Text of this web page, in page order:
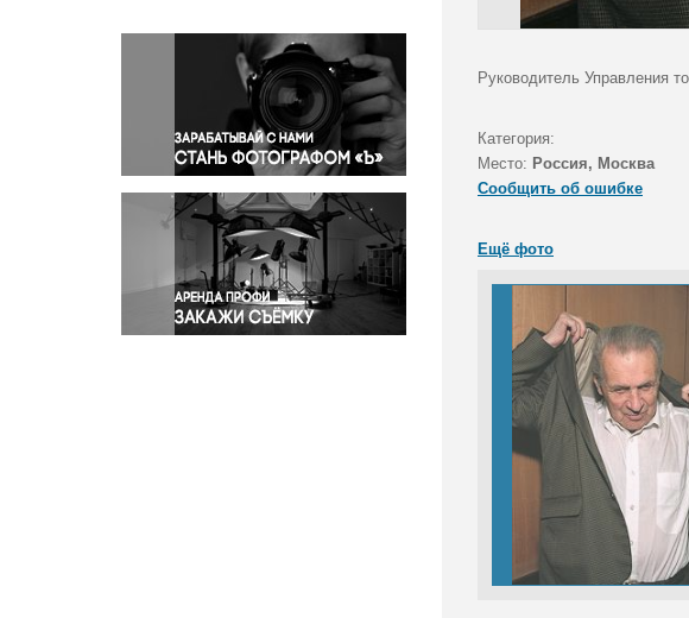
Окружающая среда
Политика
Правосудие
Происшествия и конфликты
Религия
Светская жизнь
Спорт
Экология
Экономика и бизнес
Руководитель Управления
Категория:
Место: Россия, Москва
Сообщить об ошибке
Ещё фото